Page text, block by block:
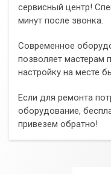
сервисный центр!
минут после звонка.
Современное
позволяет мастерам
настройку на месте
Если для ремонта
оборудование,
привезем обратно!